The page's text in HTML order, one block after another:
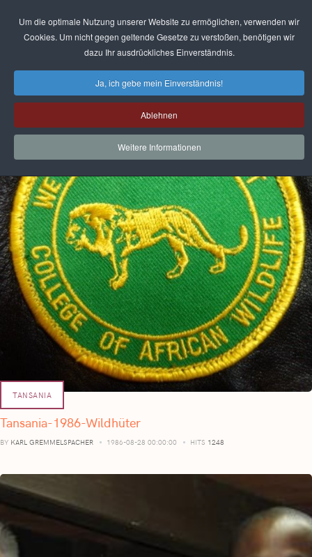
Um die optimale Nutzung unserer Website zu ermöglichen, verwenden wir
Cookies. Um nicht gegen geltende Gesetze zu verstoßen, benötigen wir
dazu Ihr ausdrückliches Einverständnis.
Ja, ich gebe mein Einverständnis!
Ablehnen
Weitere Informationen
AKTUELLES
TANSANIA
Tansania-1986-Wildhüter
BY KARL GREMMELSPACHER 1986-08-28 00:00:00 HITS 1248